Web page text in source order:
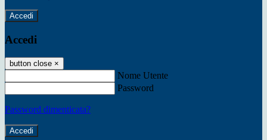
Accedi
Accedi
button close ×
Nome Utente
Password
Password dimenticata?